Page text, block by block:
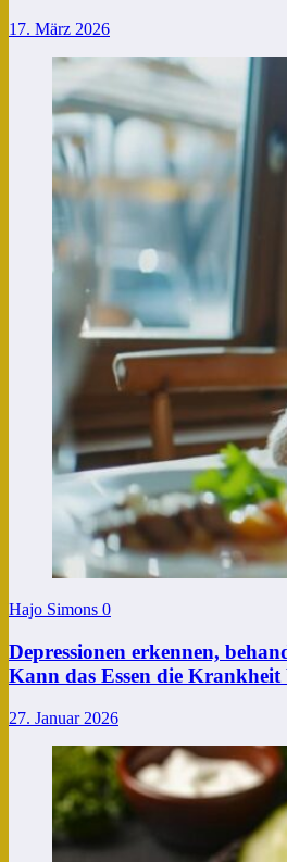
17. März 2026
Hajo Simons 0
Depressionen erkennen,
Kann das Essen die Krankheit
27. Januar 2026